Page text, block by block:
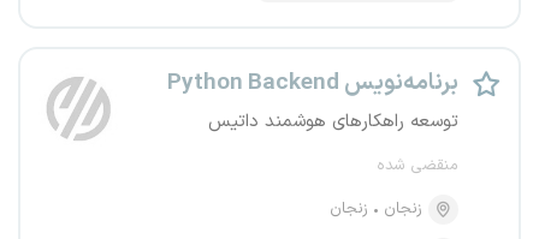
برنامه‌نویس Python Backend
توسعه راهکارهای هوشمند داتیس
منقضی شده
زنجان
زنجان